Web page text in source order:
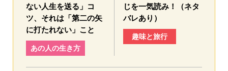
ない人生を送る」コ
ツ、それは「第二の矢
に打たれない」こと
あの人の生き方
じを一気読み！（ネタ
バレあり）
趣味と旅行